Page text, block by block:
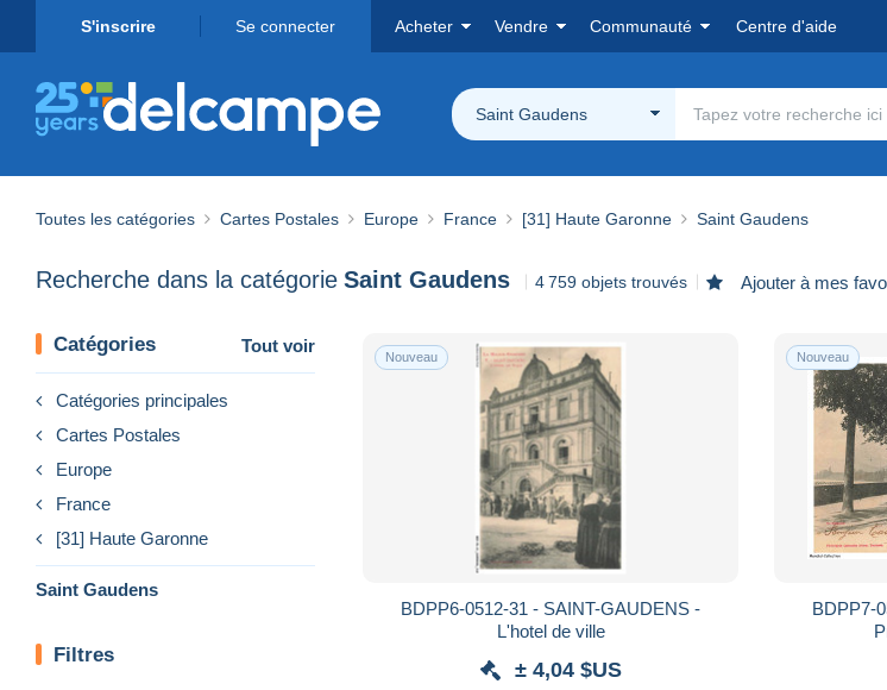
S'inscrire Se connecter Acheter Vendre Communauté Centre d'aide
Saint Gaudens
Toutes les catégories Cartes Postales Europe France [31] Haute Garonne Saint Gaudens
Recherche dans la catégorie Saint Gaudens 4 759 objets trouvés Ajouter à mes
Catégories Tout voir
Catégories principales
Cartes Postales
Europe
France
[31] Haute Garonne
Saint Gaudens
Filtres
Nouveau
BDPP6-0512-31 - SAINT-GAUDENS -
L'hotel de ville
± 4,04 $US
Nouveau
BDPP7-